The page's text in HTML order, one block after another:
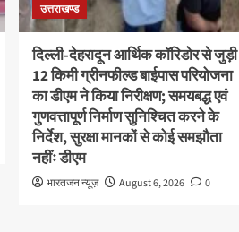
उत्तराखण्ड
दिल्ली-देहरादून आर्थिक कॉरिडोर से जुड़ी
12 किमी ग्रीनफील्ड बाईपास परियोजना
का डीएम ने किया निरीक्षण; समयबद्ध एवं
गुणवत्तापूर्ण निर्माण सुनिश्चित करने के
निर्देश, सुरक्षा मानकों से कोई समझौता
नहींः डीएम
भारतजन न्यूज़ August 6, 2026 0